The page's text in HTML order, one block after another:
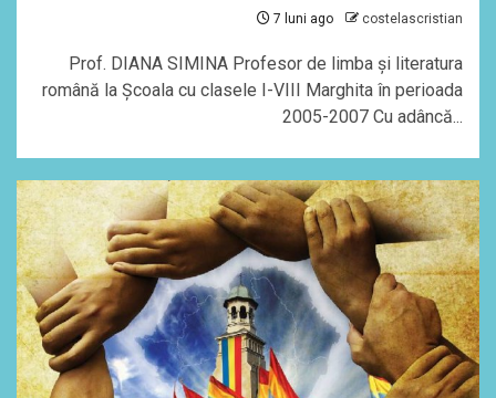
7 luni ago costelascristian
Prof. DIANA SIMINA Profesor de limba și literatura
română la Școala cu clasele I-VIII Marghita în perioada
2005-2007 Cu adâncă...